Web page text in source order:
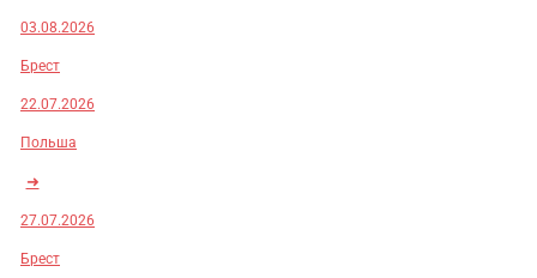
03.08.2026
Брест
22.07.2026
Польша
➜
27.07.2026
Брест